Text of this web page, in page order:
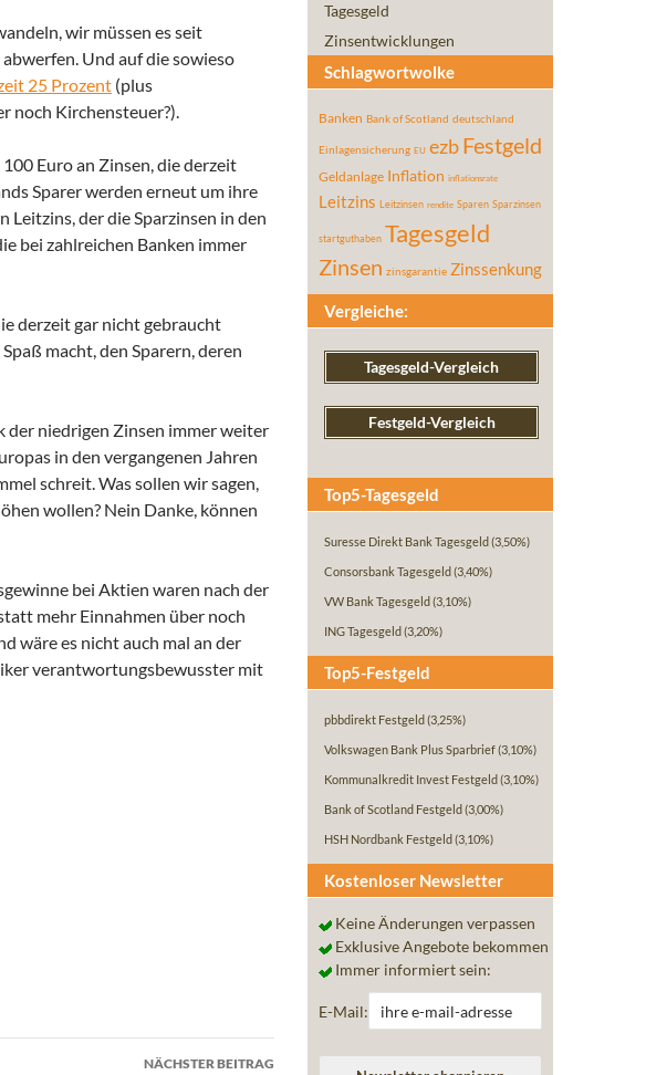
wir müssen es seit
Und auf die sowieso
25 Prozent (plus
noch Kirchensteuer?).
Euro an Zinsen, die derzeit
Sparer werden erneut um ihre
der die Sparzinsen in den
bei zahlreichen Banken immer
derzeit gar nicht gebraucht
macht, den Sparern, deren
der niedrigen Zinsen immer weiter
in den vergangenen Jahren
schreit. Was sollen wir sagen,
wollen? Nein Danke, können
bei Aktien waren nach der
mehr Einnahmen über noch
wäre es nicht auch mal an der
verantwortungsbewusster mit
NÄCHSTER BEITRAG
Tagesgeld
Zinsentwicklungen
Schlagwortwolke
Banken Bank of Scotland deutschland
Einlagensicherung EU ezbFestgeld
Geldanlage Inflation inflationsrate
Leitzins Leitzinsen rendite Sparen Sparzinsen
startguthaben Tagesgeld
Zinsen zinsgarantie Zinssenkung
Vergleiche:
Tagesgeld-Vergleich
Festgeld-Vergleich
Top5-Tagesgeld
Suresse Direkt Bank Tagesgeld (3,50%)
Consorsbank Tagesgeld (3,40%)
VW Bank Tagesgeld (3,10%)
ING Tagesgeld (3,20%)
Top5-Festgeld
pbbdirekt Festgeld (3,25%)
Volkswagen Bank Plus Sparbrief(3,10%)
Kommunalkredit Invest Festgeld (3,10%)
Bank of Scotland Festgeld (3,00%)
HSH Nordbank Festgeld (3,10%)
Kostenloser Newsletter
Keine Änderungen verpassen
Exklusive Angebote bekommen
Immer informiert sein:
E-Mail: